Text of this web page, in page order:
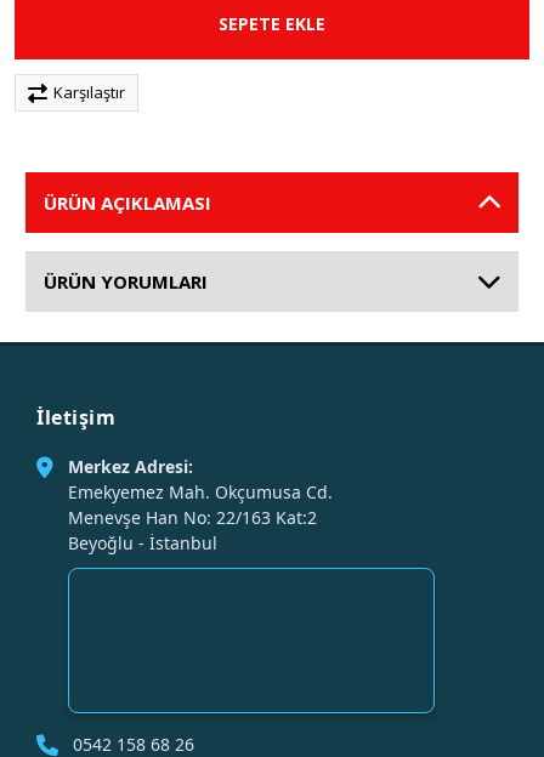
SEPETE EKLE
Karşılaştır
ÜRÜN AÇIKLAMASI
ÜRÜN YORUMLARI
İletişim
Merkez Adresi:
Emekyemez Mah. Okçumusa Cd.
Menevşe Han No: 22/163 Kat:2
Beyoğlu - İstanbul
0542 158 68 26